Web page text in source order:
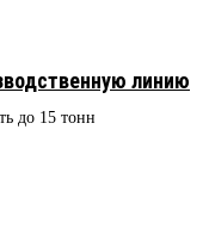
линию
до 15 тонн